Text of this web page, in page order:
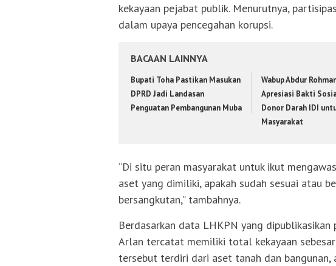
kekayaan pejabat publik. Menurutnya,
dalam upaya pencegahan korupsi.
BACAAN LAINNYA
Bupati Toha Pastikan Masukan
DPRD Jadi Landasan
Penguatan Pembangunan Muba
Wabup Abdur
Apresiasi Bakti
Donor Darah IDI
Masyarakat
“Di situ peran masyarakat untuk ikut
aset yang dimiliki, apakah sudah sesuai atau
bersangkutan,” tambahnya.
Berdasarkan data LHKPN yang
Arlan tercatat memiliki total kekayaan sebesar
tersebut terdiri dari aset tanah dan